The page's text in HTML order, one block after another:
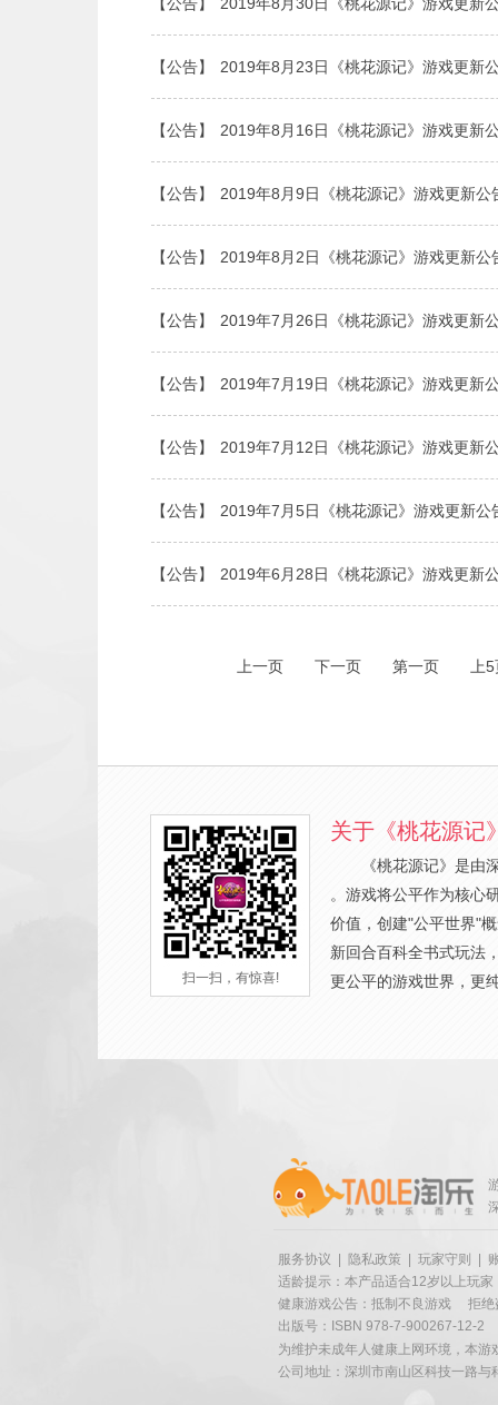
【公告】 2019年8月23日《桃花源记》游戏更新
【公告】 2019年8月16日《桃花源记》游戏更新
【公告】 2019年8月9日《桃花源记》游戏更新公
【公告】 2019年8月2日《桃花源记》游戏更新公
【公告】 2019年7月26日《桃花源记》游戏更新
【公告】 2019年7月19日《桃花源记》游戏更新
【公告】 2019年7月12日《桃花源记》游戏更新
【公告】 2019年7月5日《桃花源记》游戏更新公
【公告】 2019年6月28日《桃花源记》游戏更新
上一页 下一页 第一页 上
扫一扫，有惊喜!
关于《桃花源记
《桃花源记》是由
。游戏将公平作为核心
价值，创建"公平世界"
新回合百科全书式玩法
更公平的游戏世界，更
服务协议 隐私政策 玩家守则
适龄提示：本产品适合12岁以上玩家
健康游戏公告：抵制不良游戏
拒绝
出版号：ISBN 978-7-900267-12-2
为维护未成年人健康上网环境，本
公司地址：深圳市南山区科技一路